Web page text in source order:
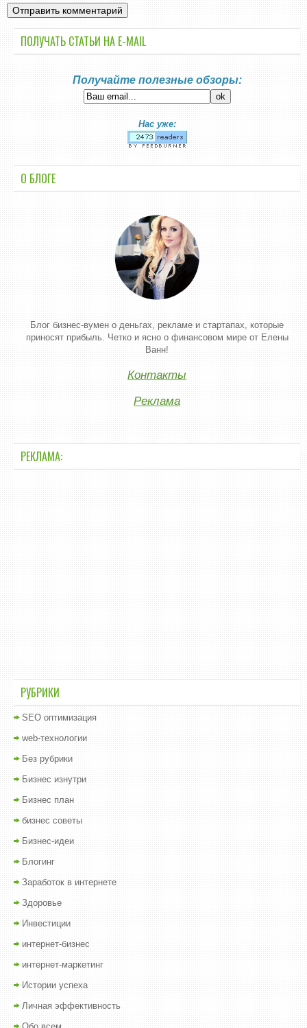
ПОЛУЧАТЬ СТАТЬИ НА E-MАIL
Получайте полезные обзоры:
Нас уже:
О БЛОГЕ
Блог бизнес-вумен о деньгах, рекламе и стартапах, которые
приносят прибыль. Четко и ясно о финансовом мире от Елены
Ванн!
Контакты
Реклама
РЕКЛАМА:
РУБРИКИ
SEO оптимизация
web-технологии
Без рубрики
Бизнес изнутри
Бизнес план
бизнес советы
Бизнес-идеи
Блогинг
Заработок в интернете
Здоровье
Инвестиции
интернет-бизнес
интернет-маркетинг
Истории успеха
Личная эффективность